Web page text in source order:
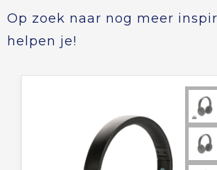
Op zoek naar nog meer
helpen je!